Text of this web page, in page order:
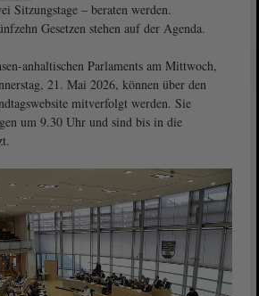
Sitzungstage ‒ beraten werden.
Gesetzen stehen auf der Agenda.
anhaltischen Parlaments am Mittwoch,
21. Mai 2026, können über den
mitverfolgt werden. Sie
um 9.30 Uhr und sind bis in die